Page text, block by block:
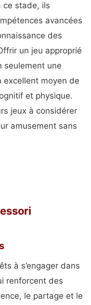
ce stade, ils
avancées
des
un jeu approprié
seulement une
excellent moyen de
et physique.
jeux à considérer
amusement sans
à s’engager dans
renforcent des
le partage et le